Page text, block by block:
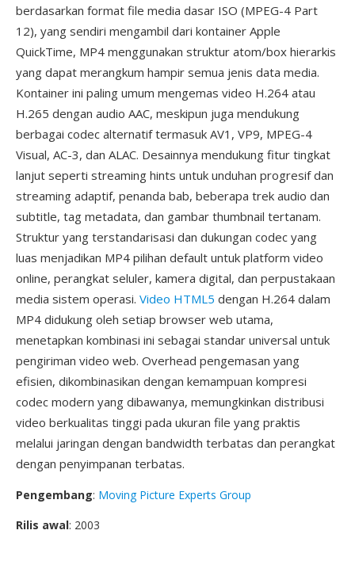
berdasarkan format file media dasar ISO (MPEG-4 Part
12), yang sendiri mengambil dari kontainer Apple
QuickTime, MP4 menggunakan struktur atom/box hierarkis
yang dapat merangkum hampir semua jenis data media.
Kontainer ini paling umum mengemas video H.264 atau
H.265 dengan audio AAC, meskipun juga mendukung
berbagai codec alternatif termasuk AV1, VP9, MPEG-4
Visual, AC-3, dan ALAC. Desainnya mendukung fitur tingkat
lanjut seperti streaming hints untuk unduhan progresif dan
streaming adaptif, penanda bab, beberapa trek audio dan
subtitle, tag metadata, dan gambar thumbnail tertanam.
Struktur yang terstandarisasi dan dukungan codec yang
luas menjadikan MP4 pilihan default untuk platform video
online, perangkat seluler, kamera digital, dan perpustakaan
media sistem operasi. Video HTML5 dengan H.264 dalam
MP4 didukung oleh setiap browser web utama,
menetapkan kombinasi ini sebagai standar universal untuk
pengiriman video web. Overhead pengemasan yang
efisien, dikombinasikan dengan kemampuan kompresi
codec modern yang dibawanya, memungkinkan distribusi
video berkualitas tinggi pada ukuran file yang praktis
melalui jaringan dengan bandwidth terbatas dan perangkat
dengan penyimpanan terbatas.
Pengembang: Moving Picture Experts Group
Rilis awal: 2003